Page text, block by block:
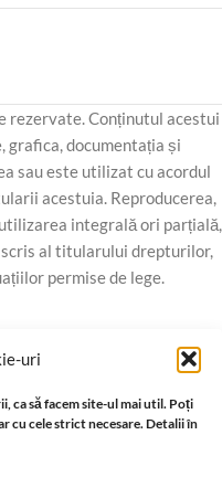
uri
ca să facem site-ul mai util. Poți
cu cele strict necesare. Detalii în
Conținutul acestui
documentația și
sau este utilizat cu acordul
acestuia. Reproducerea,
integrală ori parțială,
al titularului drepturilor,
permise de lege.